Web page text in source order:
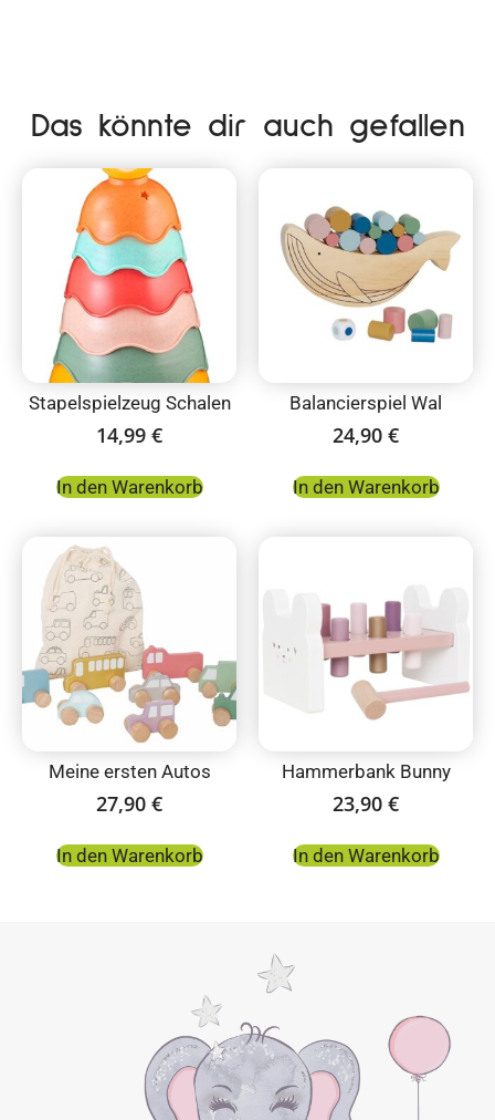
Das könnte dir auch gefallen
Stapelspielzeug Schalen
14,99 €
In den Warenkorb
Balancierspiel Wal
24,90 €
In den Warenkorb
Meine ersten Autos
27,90 €
In den Warenkorb
Hammerbank Bunny
23,90 €
In den Warenkorb